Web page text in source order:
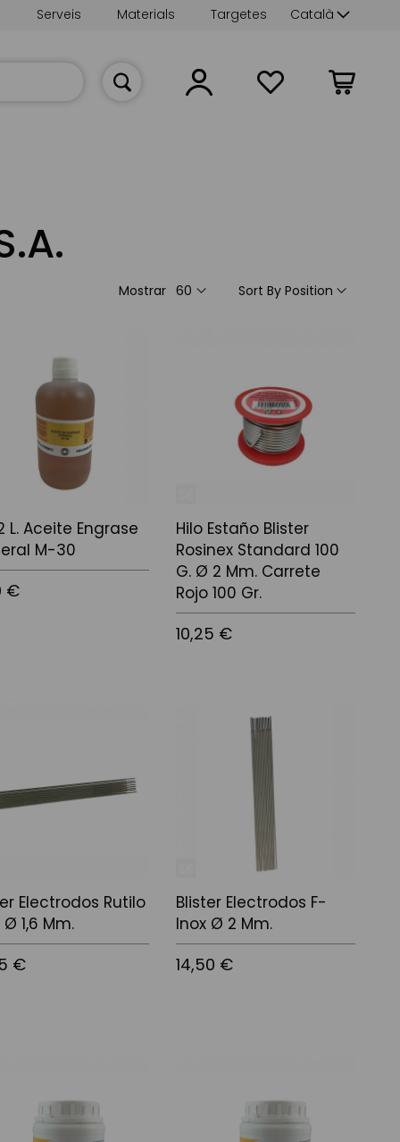
Language
Català
Targetes
Materials
Serveis
La meva
Sort By
Mostrar
L. Aceite Engrase
M-30
€
Hilo Estaño Blister
Rosinex Standard 100
G. Ø 2 Mm. Carrete
Rojo 100 Gr.
10,25 €
Electrodos Rutilo
Ø 1,6 Mm.
€
Blister Electrodos F-
Inox Ø 2 Mm.
14,50 €